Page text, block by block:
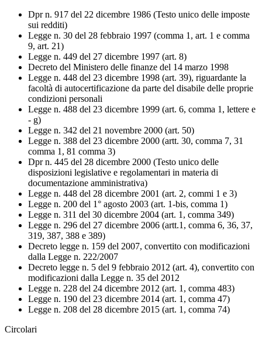
Dpr n. 917 del 22 dicembre 1986 (Testo unico delle imposte
sui redditi)
Legge n. 30 del 28 febbraio 1997 (comma 1, art. 1 e comma
9, art. 21)
Legge n. 449 del 27 dicembre 1997 (art. 8)
Decreto del Ministero delle finanze del 14 marzo 1998
Legge n. 448 del 23 dicembre 1998 (art. 39), riguardante la
facoltà di autocertificazione da parte del disabile delle proprie
condizioni personali
Legge n. 488 del 23 dicembre 1999 (art. 6, comma 1, lettere e
- g)
Legge n. 342 del 21 novembre 2000 (art. 50)
Legge n. 388 del 23 dicembre 2000 (artt. 30, comma 7, 31
comma 1, 81 comma 3)
Dpr n. 445 del 28 dicembre 2000 (Testo unico delle
disposizioni legislative e regolamentari in materia di
documentazione amministrativa)
Legge n. 448 del 28 dicembre 2001 (art. 2, commi 1 e 3)
Legge n. 200 del 1° agosto 2003 (art. 1-bis, comma 1)
Legge n. 311 del 30 dicembre 2004 (art. 1, comma 349)
Legge n. 296 del 27 dicembre 2006 (artt.1, comma 6, 36, 37,
319, 387, 388 e 389)
Decreto legge n. 159 del 2007, convertito con modificazioni
dalla Legge n. 222/2007
Decreto legge n. 5 del 9 febbraio 2012 (art. 4), convertito con
modificazioni dalla Legge n. 35 del 2012
Legge n. 228 del 24 dicembre 2012 (art. 1, comma 483)
Legge n. 190 del 23 dicembre 2014 (art. 1, comma 47)
Legge n. 208 del 28 dicembre 2015 (art. 1, comma 74)
Circolari